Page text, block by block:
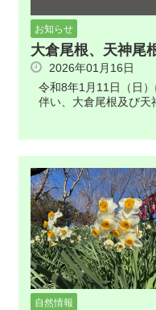
お知らせ
大倉尾根、天神尾
2026年01月16日
令和8年1月11日（日
伴い、大倉尾根及び天
自然情報